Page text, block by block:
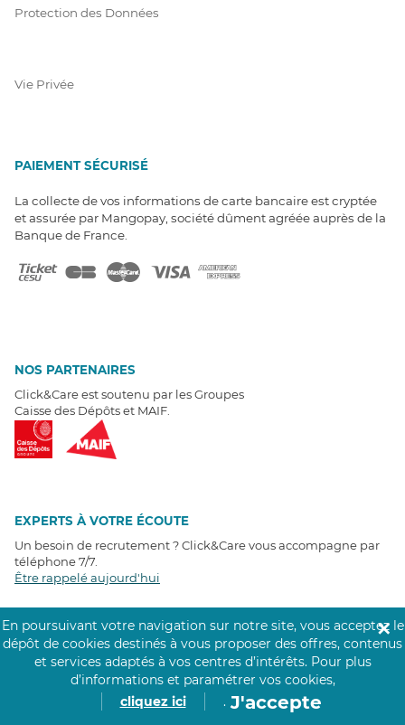
Protection des Données
Vie Privée
PAIEMENT SÉCURISÉ
La collecte de vos informations de carte bancaire est cryptée
et assurée par Mangopay, société dûment agréée auprès de la
Banque de France.
NOS PARTENAIRES
Click&Care est soutenu par les Groupes
Caisse des Dépôts et MAIF.
EXPERTS À VOTRE ÉCOUTE
Un besoin de recrutement ? Click&Care vous accompagne par
téléphone 7/7
Être rappelé aujourd'hui
T ÉMOIGNAGES CLIENTS
4,6/5
Avis clients récoltés sur
Google
En poursuivant votre navigation sur notre site, vous acceptez le
dépôt de cookies destinés à vous proposer des offres, contenus
et services adaptés à vos centres d’intérêts. Pour plus
d’informations et paramétrer vos cookies,
cliquez ici
. J'accepte
✕